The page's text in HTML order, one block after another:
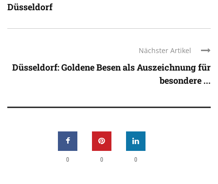
Düsseldorf
Nächster Artikel
Düsseldorf: Goldene Besen als Auszeichnung für
besondere ...
0 0 0